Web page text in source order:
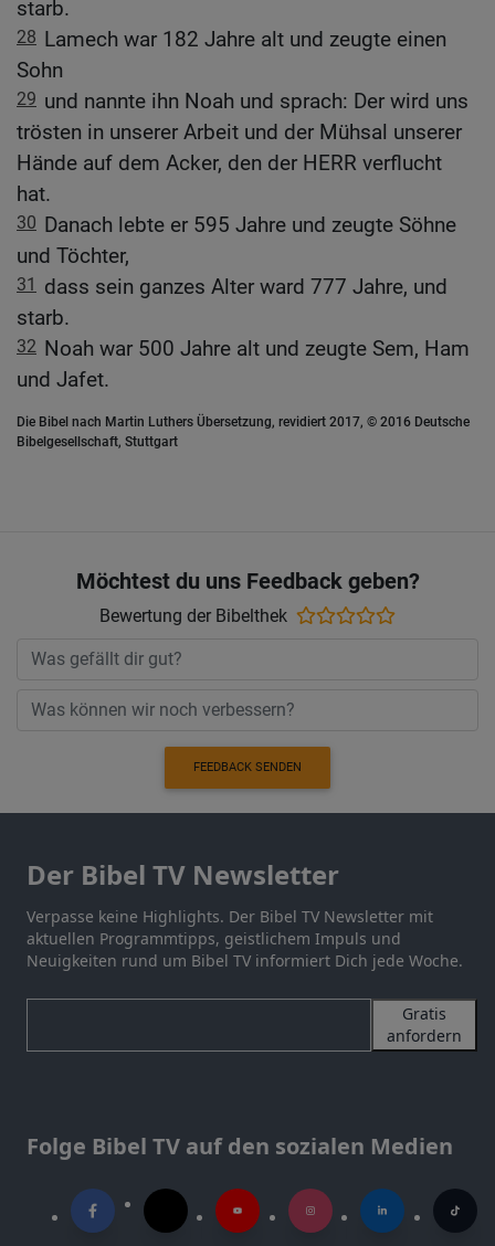
starb.
28 Lamech war 182 Jahre alt und zeugte einen
Sohn
29 und nannte ihn Noah und sprach: Der wird uns
trösten in unserer Arbeit und der Mühsal unserer
Hände auf dem Acker, den der HERR verflucht
hat.
30 Danach lebte er 595 Jahre und zeugte Söhne
und Töchter,
31
dass sein ganzes Alter ward 777 Jahre, und
starb.
32 Noah war 500 Jahre alt und zeugte Sem, Ham
und Jafet.
Die Bibel nach Martin Luthers Übersetzung, revidiert 2017, © 2016 Deutsche
Bibelgesellschaft, Stuttgart
Möchtest du uns Feedback geben?
Bewertung der Bibelthek
FEEDBACK SENDEN
Der Bibel TV Newsletter
Verpasse keine Highlights. Der Bibel TV Newsletter mit
aktuellen Programmtipps, geistlichem Impuls und
Neuigkeiten rund um Bibel TV informiert Dich jede Woche.
Gratis
anfordern
Folge Bibel TV auf den sozialen Medien